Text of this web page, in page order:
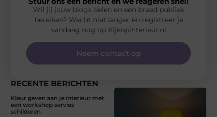
RECENTE BERICHTEN
Kleur geven aan je interieur met
een workshop servies
schilderen
Wil jij jouw blogs delen en een breed publiek
bereiken? Wacht niet langer en registreer je
vandaag nog op Kijkopinterieur.nl
Neem contact op